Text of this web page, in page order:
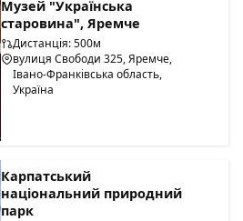
Музей "Українська
старовина", Яремче
Дистанція: 500м
вулиця Свободи 325, Яремче,
Івано-Франківська область,
Україна
Карпатський
національний природний
парк